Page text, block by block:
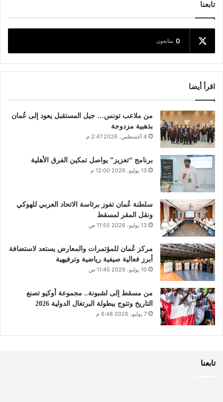
تابعنا
0 متابعون
اقرأ أيضا
من ملاعب تونس… جيل المستقبل يعود إلى عُمان
بذهبية مزدوجة
4 أغسطس، 2026 2:47 م
برنامج “تعزيز” يواصل تمكين الفرق الأهلية
13 يوليو، 2026 12:00 م
سلطنة عُمان تفوز برئاسة الاتحاد العربي للهوكي
ونقل المقر لمسقط
13 يوليو، 2026 11:55 ص
مركز عُمان للمؤتمرات والمعارض يستعد لاستضافة
أبرز فعالية صيفية رياضية وترفيهية
10 يوليو، 2026 11:45 ص
من مسقط إلى لشبونة.. مجموعة أوكيو تصنع
التاريخ وتتوج ببطولة البرتغال الدولية 2026
7 يوليو، 2026 6:48 م
تابعنا